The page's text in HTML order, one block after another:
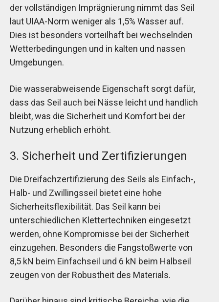
der vollständigen Imprägnierung nimmt das Seil
laut UIAA-Norm weniger als 1,5% Wasser auf.
Dies ist besonders vorteilhaft bei wechselnden
Wetterbedingungen und in kalten und nassen
Umgebungen.
Die wasserabweisende Eigenschaft sorgt dafür,
dass das Seil auch bei Nässe leicht und handlich
bleibt, was die Sicherheit und Komfort bei der
Nutzung erheblich erhöht.
3. Sicherheit und Zertifizierungen
Die Dreifachzertifizierung des Seils als Einfach-,
Halb- und Zwillingsseil bietet eine hohe
Sicherheitsflexibilität. Das Seil kann bei
unterschiedlichen Klettertechniken eingesetzt
werden, ohne Kompromisse bei der Sicherheit
einzugehen. Besonders die Fangstoßwerte von
8,5 kN beim Einfachseil und 6 kN beim Halbseil
zeugen von der Robustheit des Materials.